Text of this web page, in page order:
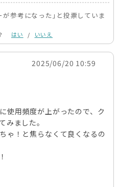
参考になった｣と投票していま
はい / いいえ
2025/06/20 10:59
使用頻度が上がったので、ク
みました。
ゃ！と焦らなくて良くなるの